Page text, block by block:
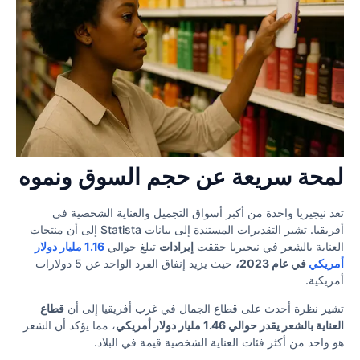
لمحة سريعة عن حجم السوق ونموه
تعد نيجيريا واحدة من أكبر أسواق التجميل والعناية الشخصية في
أفريقيا. تشير التقديرات المستندة إلى بيانات Statista إلى أن منتجات
العناية بالشعر في نيجيريا حققت إيرادات تبلغ حوالي
1.16 مليار دولار
أمريكي في عام 2023،
حيث يزيد إنفاق الفرد الواحد عن 5 دولارات
أمريكية.
تشير نظرة أحدث على قطاع الجمال في غرب أفريقيا إلى أن قطاع
العناية بالشعر يقدر حوالي 1.46 مليار دولار أمريكي
، مما يؤكد أن الشعر
هو واحد من أكثر فئات العناية الشخصية قيمة في البلاد.